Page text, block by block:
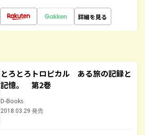
詳細を見る
とろとろトロピカル ある旅の記録と
記憶。 第2巻
D-Books
2018.03.29 発売